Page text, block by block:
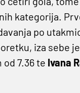
kategorija.
po
iza sebe
7.36 te Ivana